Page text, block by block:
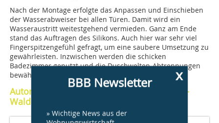
Nach der Montage erfolgte das Anpassen und Einschieben
der Wasserabweiser bei allen Türen. Damit wird ein
Wasseraustritt weitestgehend vermieden. Ganz am Ende
stand das Auftragen des Silikons. Auch hier war sehr viel
Fingerspitzengefühl gefragt, um eine saubere Umsetzung zu
gewährleisten. Inzwischen werden die schicken
Badezimmer genutzt und die Duschwelten-Abtrennungen
bewähren sich im Alltag der Bewohner.
Autorin: Marion Paul, Fachjournalistin, Last-
Waldecker PR, Osnabrück
x
BBB Newsletter
» Wichtige News aus der